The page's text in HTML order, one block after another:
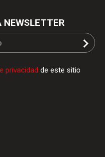
NEWSLETTER
privacidad de este sitio